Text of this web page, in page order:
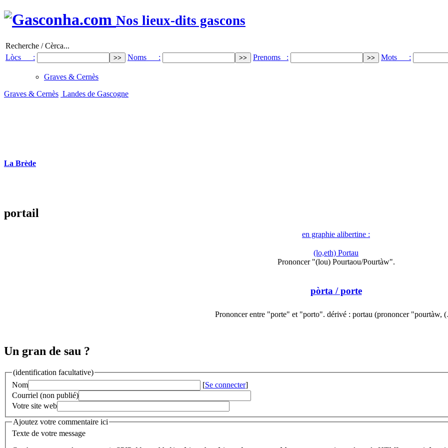
Nos lieux-dits gascons
Recherche / Cèrca...
Lòcs :
Noms : Prenoms : Mots :
Graves & Cernès
Graves & Cernès Landes de Gascogne
La Brède
portail
en graphie alibertine :
(lo,eth) Portau
Prononcer "(lou) Pourtaou/Pourtàw".
pòrta / porte
Prononcer entre "porte" et "porto". dérivé : portau (prononcer "pourtàw,
Un gran de sau ?
(identification facultative)
Nom
[Se connecter]
Courriel (non publié)
Votre site web
Ajoutez votre commentaire ici
Texte de votre message